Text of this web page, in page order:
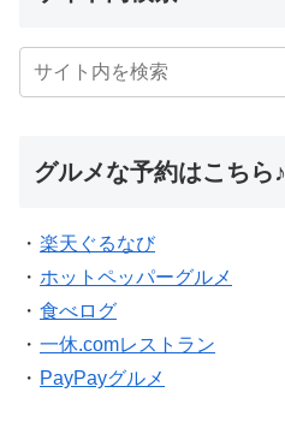
グルメな予約はこちら♪
・ 楽天ぐるなび
・ ホットペッパーグルメ
・ 食べログ
・ 一休.comレストラン
・ PayPayグルメ